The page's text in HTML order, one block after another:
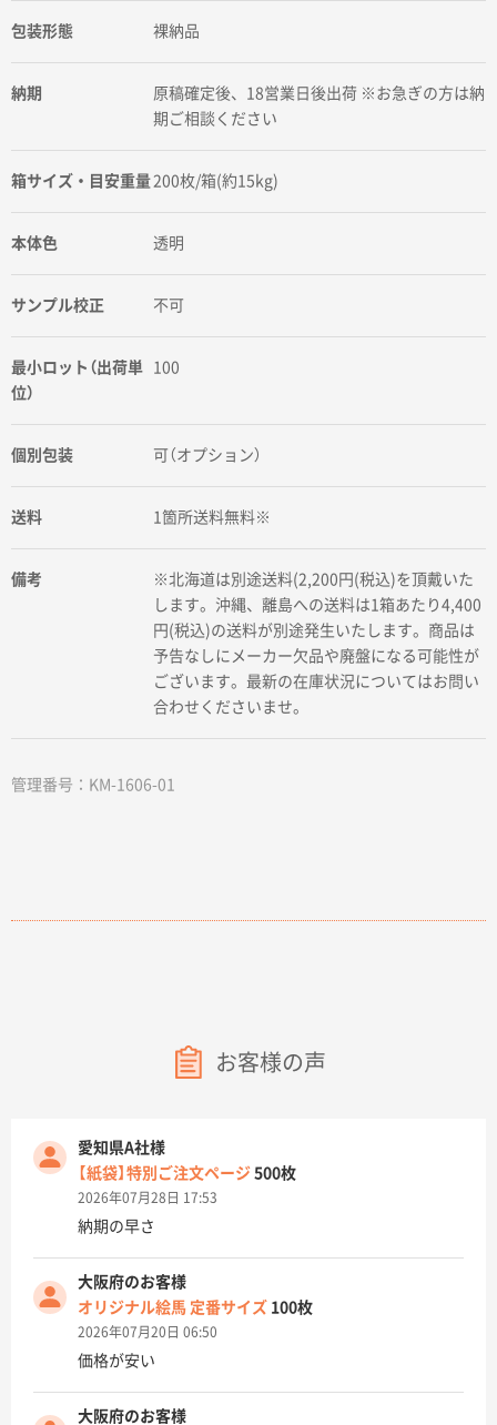
包装形態 裸納品
納期
原稿確定後、18営業日後出荷 ※お急ぎの方は納
期ご相談ください
箱サイズ・目安重量 200枚/箱(約15kg)
本体色 透明
サンプル校正 不可
最小ロット（出荷単
位）
100
個別包装 可（オプション）
送料 1箇所送料無料※
備考
※北海道は別途送料(2,200円(税込)を頂戴いた
します。沖縄、離島への送料は1箱あたり4,400
円(税込)の送料が別途発生いたします。商品は
予告なしにメーカー欠品や廃盤になる可能性が
ございます。最新の在庫状況についてはお問い
合わせくださいませ。
管理番号：KM-1606-01
お客様の声
愛知県A社様
【紙袋】特別ご注文ページ 500枚
2026年07月28日 17:53
納期の早さ
大阪府のお客様
オリジナル絵馬 定番サイズ 100枚
2026年07月20日 06:50
価格が安い
大阪府のお客様